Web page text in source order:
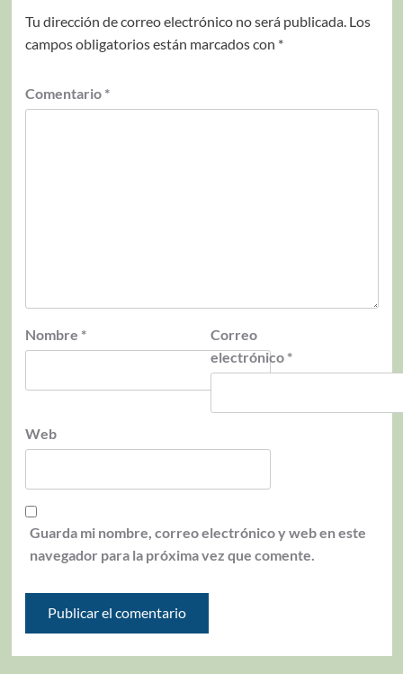
Tu dirección de correo electrónico no será publicada. Los
campos obligatorios están marcados con *
Comentario *
Nombre *
Correo
electrónico *
Web
Guarda mi nombre, correo electrónico y web en este
navegador para la próxima vez que comente.